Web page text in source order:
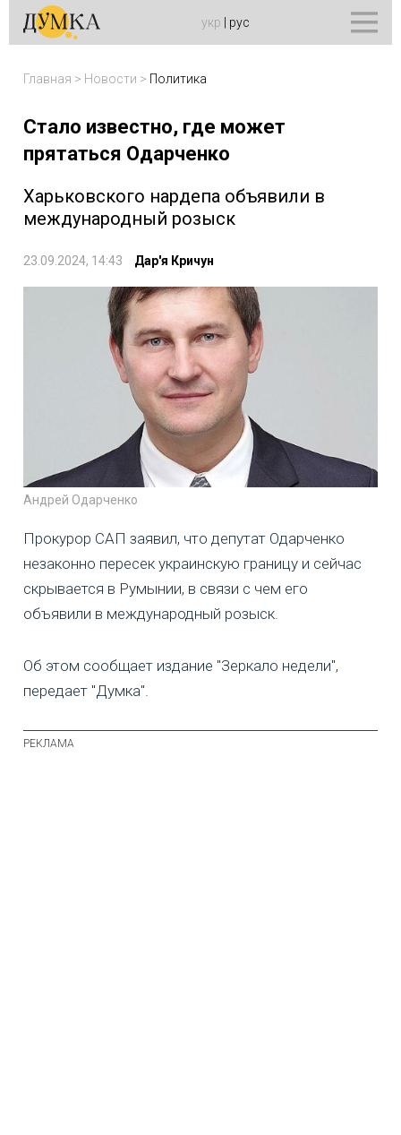
укр рус
Главная > Новости > Политика
Стало известно, где может
прятаться Одарченко
Харьковского нардепа объявили в
международный розыск
23.09.2024, 14:43 Дар'я Кричун
Андрей Одарченко
Прокурор САП заявил, что депутат Одарченко
незаконно пересек украинскую границу и сейчас
скрывается в Румынии, в связи с чем его
объявили в международный розыск.
Об этом сообщает издание "Зеркало недели",
передает "Думка".